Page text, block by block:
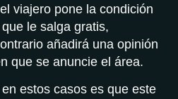
viajero pone la condición
le salga gratis,
añadirá una opinión
que se anuncie el área.
estos casos es que este